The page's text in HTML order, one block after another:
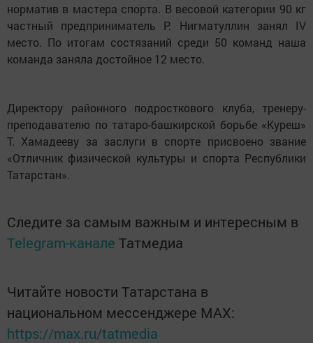
норматив в мастера спорта. В весовой категории 90 кг
частный предприниматель Р. Нигматуллин занял IV
место. По итогам состязаний среди 50 команд наша
команда заняла достойное 12 место.
Директору районного подросткового клуба, тренеру-
преподавателю по татаро-башкирской борьбе «Куреш»
Т. Хамадееву за заслуги в спорте присвоено звание
«Отличник физической культуры и спорта Республики
Татарстан».
Следите за самым важным и интересным в
Telegram-канале Татмедиа
Читайте новости Татарстана в
национальном мессенджере MАХ:
https://max.ru/tatmedia